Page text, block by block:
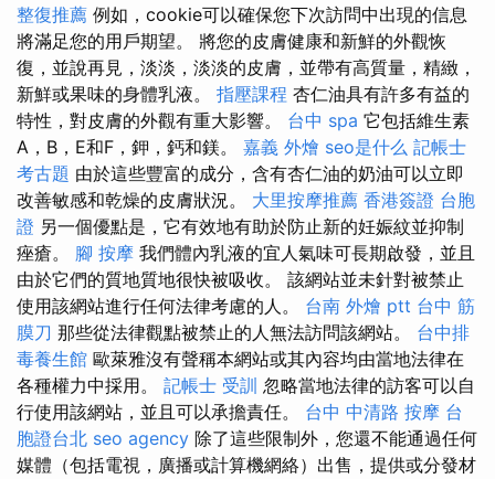
整復推薦 例如，cookie可以確保您下次訪問中出現的信息
將滿足您的用戶期望。 將您的皮膚健康和新鮮的外觀恢
復，並說再見，淡淡，淡淡的皮膚，並帶有高質量，精緻，
新鮮或果味的身體乳液。 指壓課程 杏仁油具有許多有益的
特性，對皮膚的外觀有重大影響。 台中 spa 它包括維生素
A，B，E和F，鉀，鈣和鎂。 嘉義 外燴 seo是什么 記帳士
考古題 由於這些豐富的成分，含有杏仁油的奶油可以立即
改善敏感和乾燥的皮膚狀況。 大里按摩推薦 香港簽證 台胞
證 另一個優點是，它有效地有助於防止新的妊娠紋並抑制
痤瘡。 腳 按摩 我們體內乳液的宜人氣味可長期啟發，並且
由於它們的質地質地很快被吸收。 該網站並未針對被禁止
使用該網站進行任何法律考慮的人。 台南 外燴 ptt 台中 筋
膜刀 那些從法律觀點被禁止的人無法訪問該網站。 台中排
毒養生館 歐萊雅沒有聲稱本網站或其內容均由當地法律在
各種權力中採用。 記帳士 受訓 忽略當地法律的訪客可以自
行使用該網站，並且可以承擔責任。 台中 中清路 按摩 台
胞證台北 seo agency 除了這些限制外，您還不能通過任何
媒體（包括電視，廣播或計算機網絡）出售，提供或分發材